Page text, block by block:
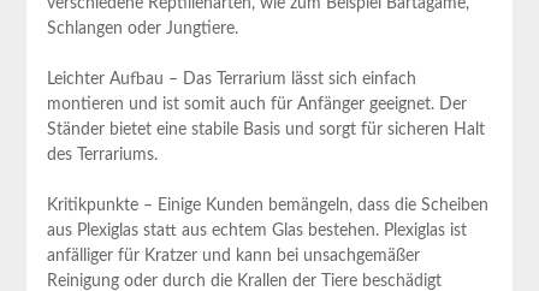
Schlangen ​oder Jungtiere.
Leichter‌ Aufbau – Das Terrarium lässt ⁣sich einfach
montieren ‍und ist‍ somit auch für Anfänger geeignet. Der
Ständer bietet ⁢eine stabile Basis und sorgt für sicheren Halt
des ‌Terrariums.
Kritikpunkte – Einige Kunden bemängeln, dass die Scheiben
aus Plexiglas statt aus echtem Glas bestehen. Plexiglas ist
anfälliger für Kratzer und kann bei unsachgemäßer
Reinigung⁤ oder⁢ durch die Krallen der Tiere beschädigt